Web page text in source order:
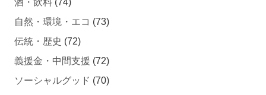
自然・環境・エコ
伝統・歴史 (72)
義援金・中間支援
ソーシャルグッド (70)
医療 (66)